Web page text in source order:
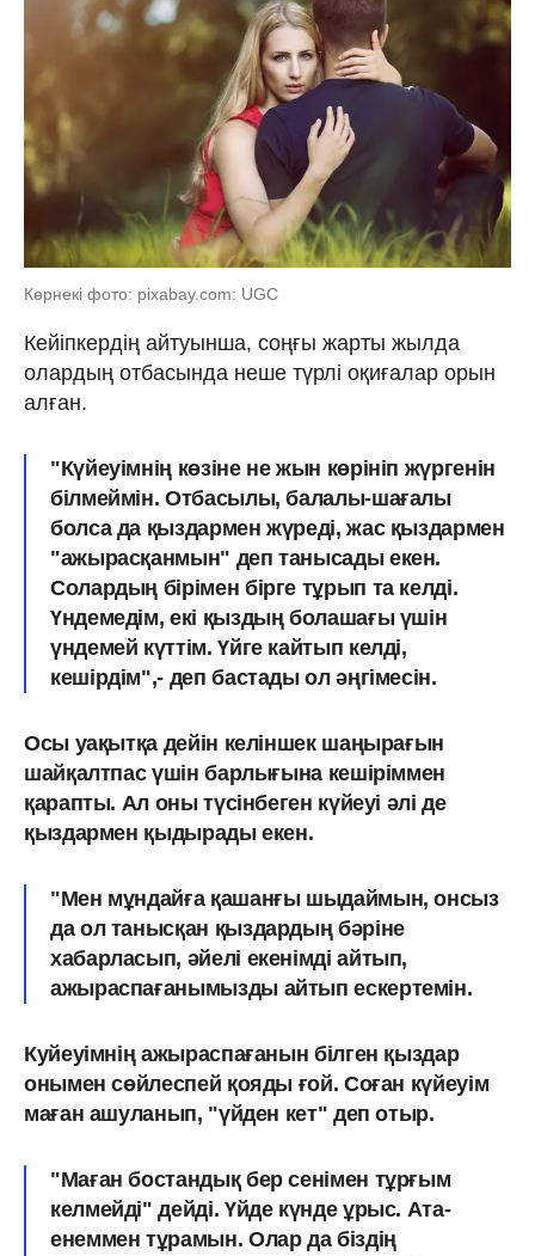
Көрнекі фото: pixabay.com: UGC
Кейіпкердің айтуынша, соңғы жарты жылда
олардың отбасында неше түрлі оқиғалар орын
алған.
"Күйеуімнің көзіне не жын көрініп жүргенін
білмеймін. Отбасылы, балалы-шағалы
болса да қыздармен жүреді, жас қыздармен
"ажырасқанмын" деп танысады екен.
Солардың бірімен бірге тұрып та келді.
Үндемедім, екі қыздың болашағы үшін
үндемей күттім. Үйге кайтып келді,
кешірдім",- деп бастады ол әңгімесін.
Осы уақытқа дейін келіншек шаңырағын
шайқалтпас үшін барлығына кешіріммен
қарапты. Ал оны түсінбеген күйеуі әлі де
қыздармен қыдырады екен.
"Мен мұндайға қашанғы шыдаймын, онсыз
да ол танысқан қыздардың бәріне
хабарласып, әйелі екенімді айтып,
ажыраспағанымызды айтып ескертемін.
Куйеуімнің ажыраспағанын білген қыздар
онымен сөйлеспей қояды ғой. Соған күйеуім
маған ашуланып, "үйден кет" деп отыр.
"Маған бостандық бер сенімен тұрғым
келмейді" дейді. Үйде күнде ұрыс. Ата-
енеммен тұрамын. Олар да біздің